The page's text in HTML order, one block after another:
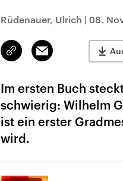
Rüdenauer, Ulrich | 08.
Link
kopieren/teilen
Email
Im ersten Buch
schwierig: Wilhelm
ist ein erster
wird.